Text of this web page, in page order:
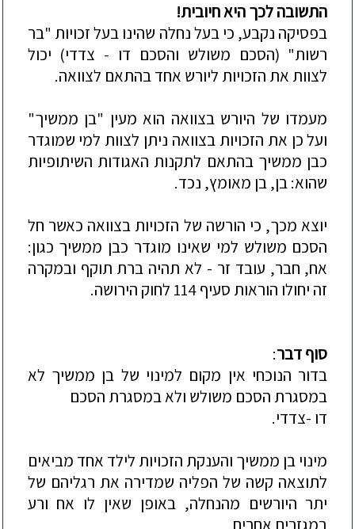
התשובה לכך היא חיובית!
בפסיקה נקבע, כי בעל נחלה שהינו בעל זכויות "בר
רשות" (הסכם משולש והסכם דו - צדדי) יכול
לצוות את הזכויות ליורש אחד בהתאם לצוואה.
מעמדו של היורש בצוואה הוא מעין "בן ממשיך"
ועל כן את הזכויות בצוואה ניתן לצוות למי שמוגדר
כבן ממשיך בהתאם לתקנות האגודות השיתופיות
שהוא: בן, בן מאומץ, נכד.
יוצא מכך, כי הורשה של הזכויות בצוואה כאשר חל
הסכם משולש למי שאינו מוגדר כבן ממשיך כגון:
אח, חבר, עובד זר - לא תהיה ברת תוקף ובמקרה
זה יחולו הוראות סעיף 114 לחוק הירושה.
סוף דבר:
בדור הנוכחי אין מקום למינוי של בן ממשיך לא
במסגרת הסכם משולש ולא במסגרת הסכם
דו -צדדי.
מינוי בן ממשיך והענקת הזכויות לילד אחד מביאים
לתוצאה קשה של הפליה שמדירה את רגליהם של
יתר היורשים מהנחלה, באופן שאין לו אח ורע
במגזרים אחרים.